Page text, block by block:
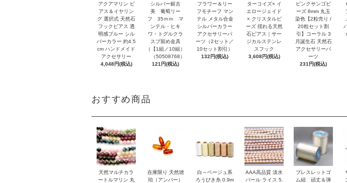
アクアマリン ピ
アス＆イヤリン
グ 選択式 天然石
フックピアス 透
明感ブルー シル
バーカラー 約4.5
cm ハンドメイド
アクセサリー
4,048円(税込)
シルバー銀古
美 葡萄リー
フ 35ｍｍ マ
ンテル・ヒキ
ワ・トグルクラ
スプ留め金具
（【1組／10組）
（50508768）
121円(税込)
フラワー＆リー
フモチーフ マン
テル メタル合金
シルバーカラー
アクセサリーパ
ーツ（2セット／
10セット割引）
132円(税込)
ターコイズ× イ
エロージェイド
× クリスタルビ
ーズ 揺れる天然
石ピアス｜サー
ジカルステンレ
スフック
3,608円(税込)
ピンクサンゴビ
ーズ 8mm 丸玉
染色【2粒売り /
20粒セット割
引】コーラル 3
月誕生石 天然石
アクセサリーパ
ーツ
231円(税込)
おすすめ商品
天然マルチカラ
ートルマリン 丸
在庫限り 天然琥
珀（アンバー）
白～ベージュ系
ろうびき糸 0.9m
AAA高品質 淡水
パール ライス 5.
ブレスレットゴ
ム紐 頑丈＆弾